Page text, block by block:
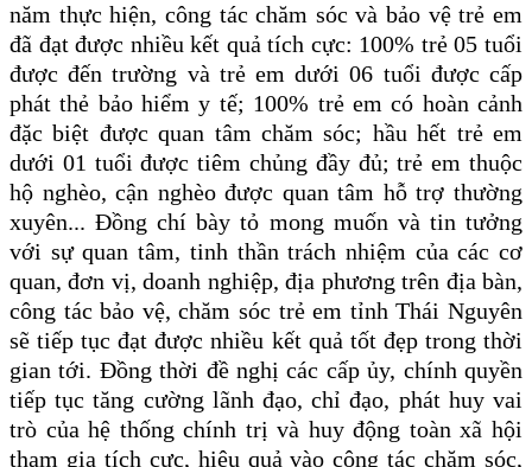
năm thực hiện, công tác chăm sóc và bảo vệ trẻ em
đã đạt được nhiều kết quảtích cực: 100% trẻ 05 tuổi
được đến trường và trẻ em dưới 06 tuổi được cấp
phát thẻ bảo hiểm y tế; 100% trẻ em có hoàn cảnh
đặc biệt được quan tâm chăm sóc; hầu hết trẻ em
dưới 01 tuổi được tiêm chủng đầy đủ; trẻ em thuộc
hộ nghèo, cận nghèo được quan tâm hỗ trợ thường
xuyên... Đồng chí bày tỏ mong muốn và tin tưởng
với sự quan tâm, tinh thần trách nhiệm của các cơ
quan, đơn vị, doanh nghiệp, địa phương trên địa bàn,
công tác bảo vệ, chăm sóc trẻ em tỉnh Thái Nguyên
sẽ tiếp tục đạt được nhiều kết quả tốt đẹp trong thời
gian tới. Đồng thời đề nghị các cấp ủy, chính quyền
tiếp tục tăng cường lãnh đạo, chỉ đạo, phát huy vai
trò của hệ thống chính trị và huy động toàn xã hội
tham gia tích cực, hiệu quả vào công tác chăm sóc,